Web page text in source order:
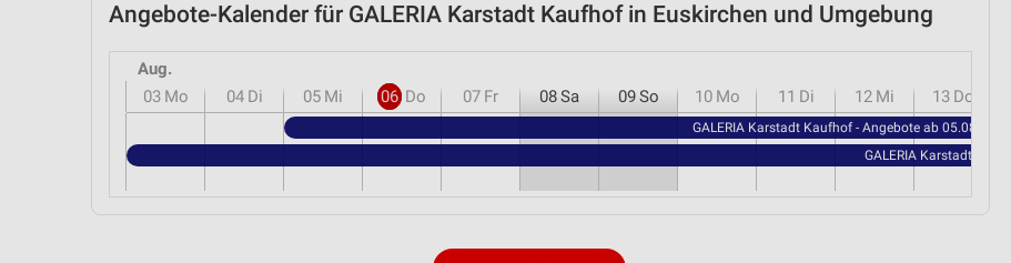
Angebote-Kalender für GALERIA Karstadt Kaufhof in Euskirchen und Umgebung
Aug.
03 Mo 04 Di 05 Mi 06 Do 07 Fr 08Sa 09So 10 Mo 11 Di 12 Mi 13 Do
GALERIA Karstadt Kaufhof - Angebote ab 05.08.
GALERIA Karstadt